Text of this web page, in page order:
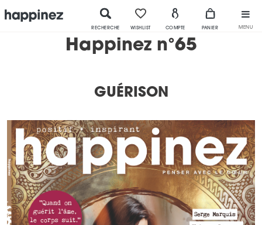
MENU
RECHERCHE WISHLIST COMPTE PANIER
Happinez n°65
GUÉRISON